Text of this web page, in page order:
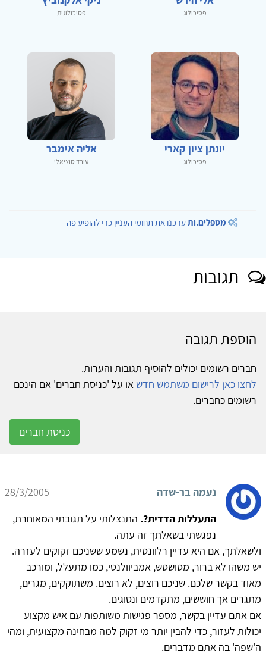
פסיכולוג פסיכולוגית
יונתן ציון קארי
פסיכולוג
אליה אימבר
עובד סוציאלי
מטפלים.ותעדכנו את תחומי העניין כדי להופיע פה
תגובות
הוספת תגובה
חברים רשומים יכולים להוסיף תגובות והערות.
לחצו כאן לרישום משתמש חדש או על 'כניסת חברים' אם הינכם
רשומים כחברים.
כניסת חברים
נעמה בר-שדה
28/3/2005
התעללות הדדית?. התנצלותי על תגובתי המאוחרת,
נפגשתי בשאלתך זה עתה.
ולשאלתך, אם היא עדיין רלוונטית, נשמע ששניכם זקוקים לעזרה.
יש משהו לא ברור, מטושטש, אמביוולנטי, כמו מתעלל, ומורכב
מאוד בקשר שלכם. שניכם רוצים, לא רוצים. משתוקקים, מגרים,
מתגרים אך חוששים, מתקדמים ונסוגים.
אם אתם עדיין בקשר, מספר פגישות משותפות עם איש מקצוע
יכולות לעזור, כדי להבין יותר מי זקוק למה מבחינה מקצועית, ומהי
ה'שפה' בה אתם מדברים.